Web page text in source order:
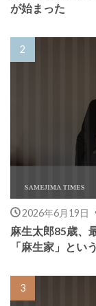
が始まった
2026年6月19日
麻生太郎85歳、
「麻生家」とい